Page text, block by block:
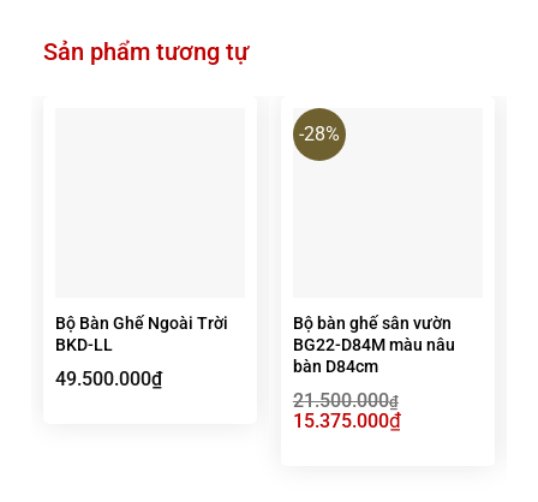
Sản phẩm tương tự
Bộ Bàn Ghế Ngoài Trời
BKD-LL
49.500.000₫
-28%
Bộ bàn ghế sân vườn
BG22-D84M màu nâu
bàn D84cm
21.500.000₫
Giá
gốc
15.375.000₫Giá
hiện